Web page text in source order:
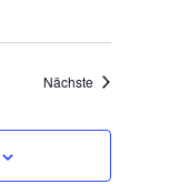
Nächste